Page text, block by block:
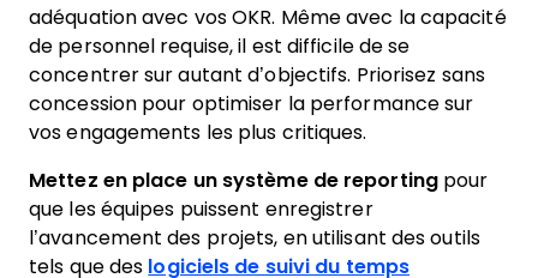
adéquation avec vos OKR. Même avec la capacité
de personnel requise, il est difficile de se
concentrer sur autant d’objectifs. Priorisez sans
concession pour optimiser la performance sur
vos engagements les plus critiques.
Mettez en place un système de reportingpour
que les équipes puissent enregistrer
l’avancement des projets, en utilisant des outils
tels que des logiciels de suivi du temps